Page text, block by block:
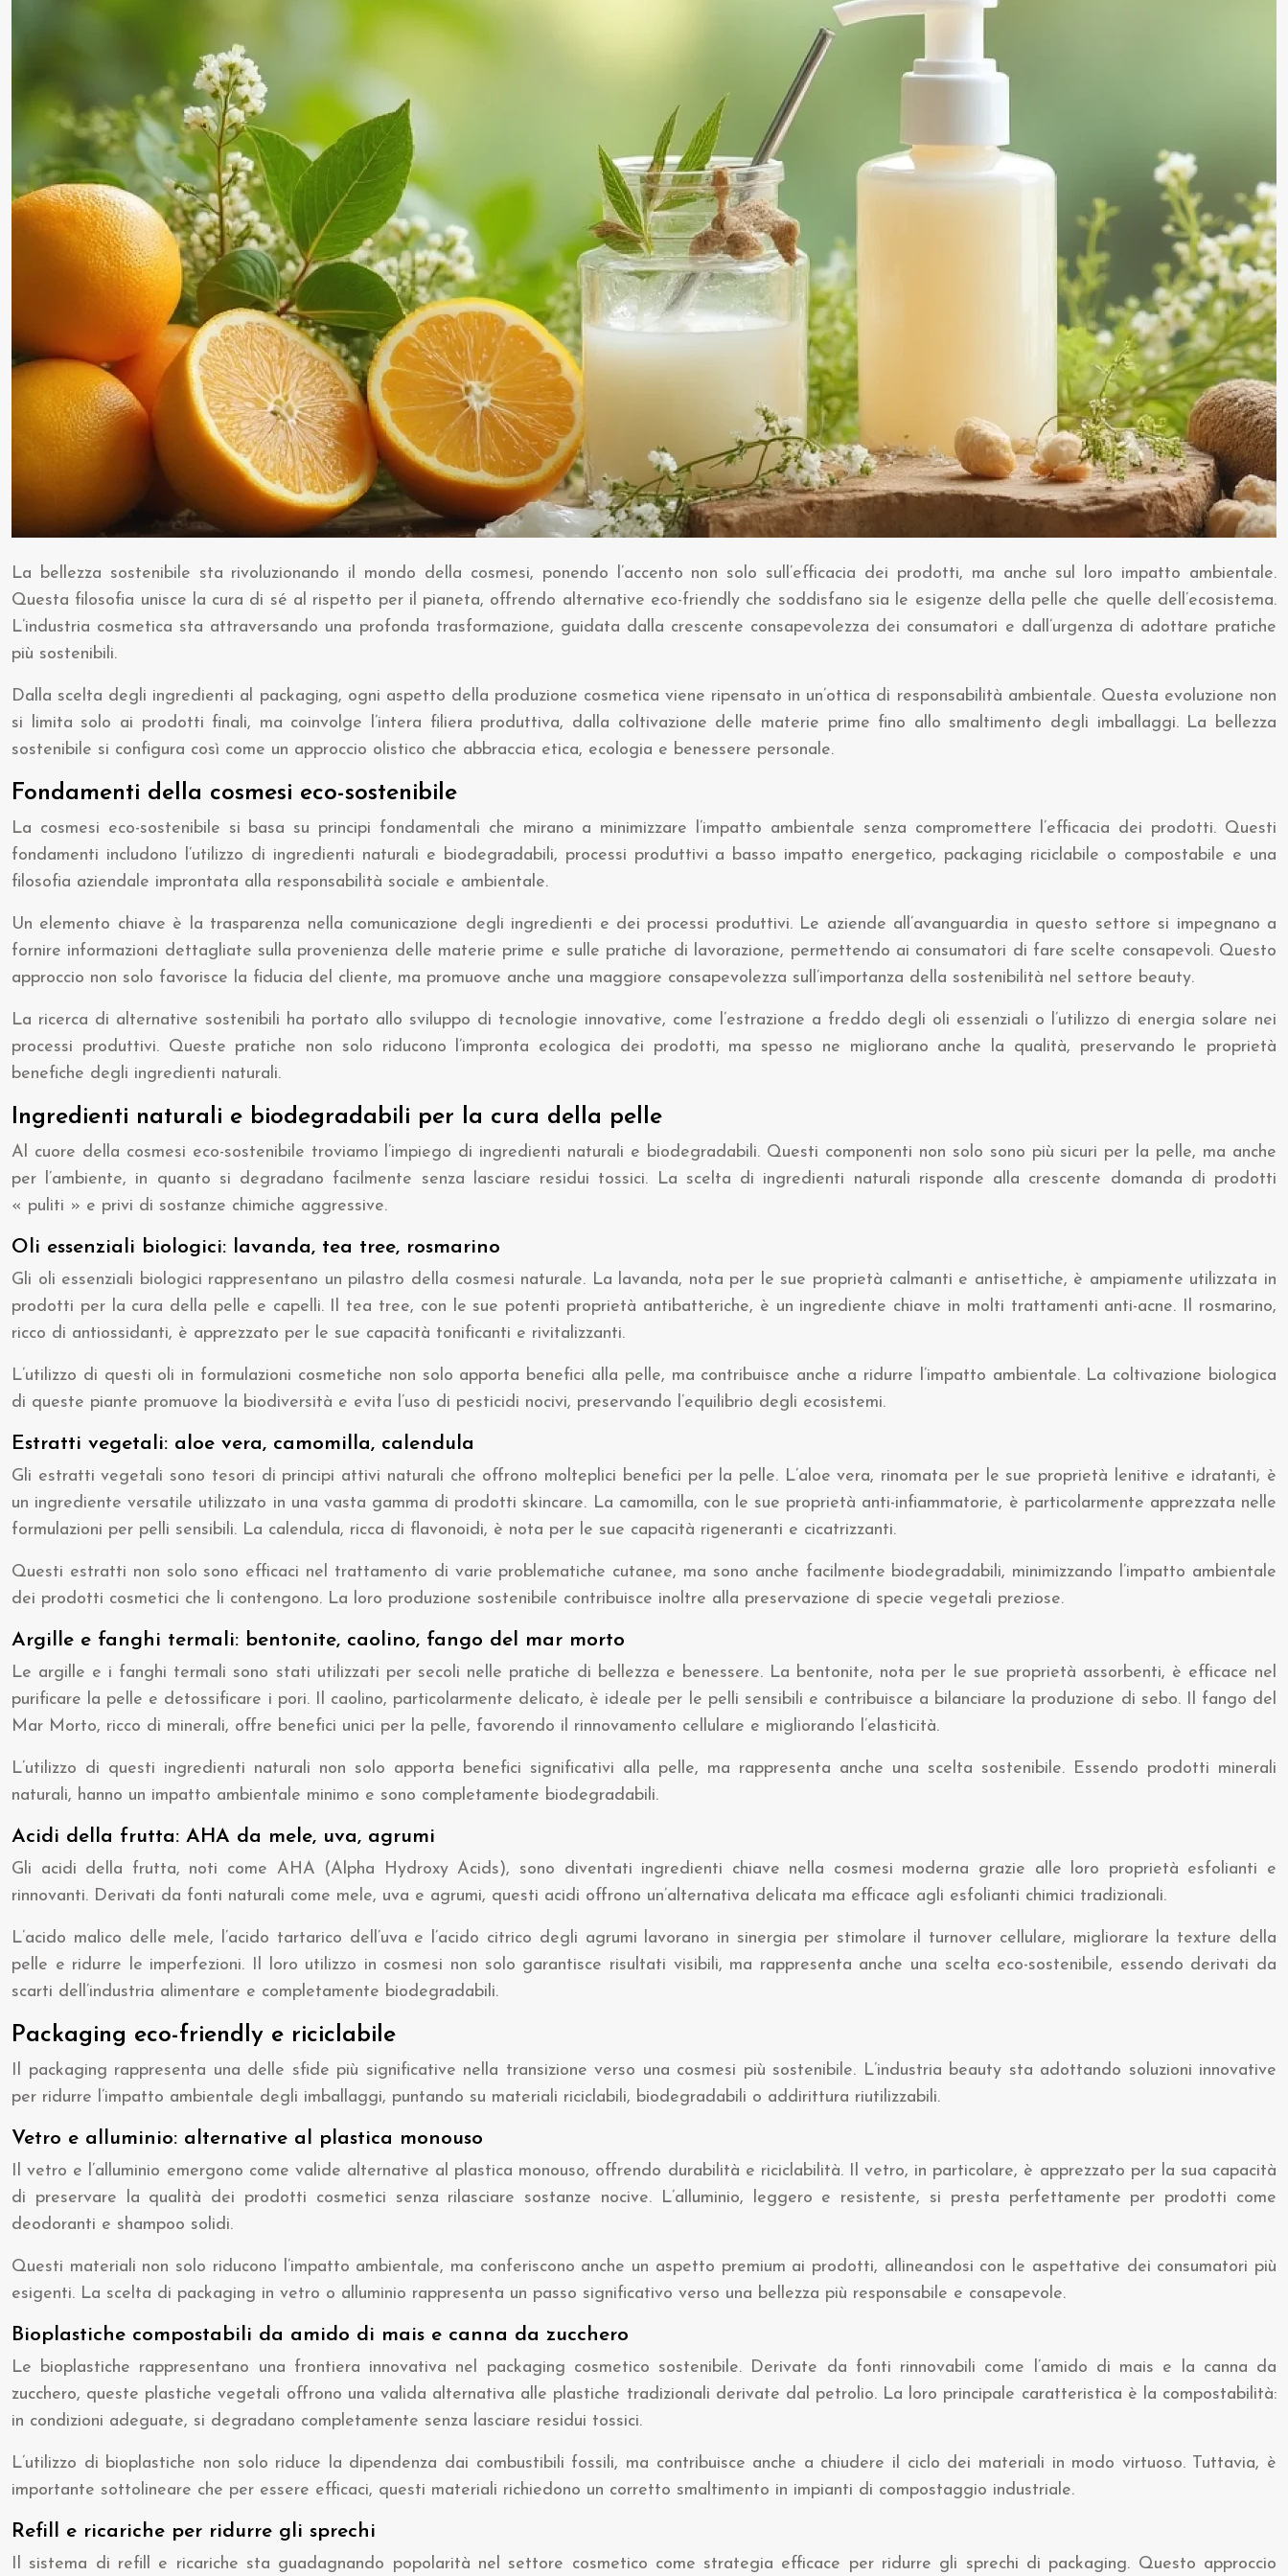
La bellezza sostenibile sta rivoluzionando il mondo della cosmesi, ponendo l’accento non solo sull’efficacia dei prodotti, ma anche sul loro impatto ambientale.
Questa filosofia unisce la cura di sé al rispetto per il pianeta, offrendo alternative eco-friendly che soddisfano sia le esigenze della pelle che quelle dell’ecosistema.
L’industria cosmetica sta attraversando una profonda trasformazione, guidata dalla crescente consapevolezza dei consumatori e dall’urgenza di adottare pratiche
più sostenibili.
Dalla scelta degli ingredienti al packaging, ogni aspetto della produzione cosmetica viene ripensato in un’ottica di responsabilità ambientale. Questa evoluzione non
si limita solo ai prodotti finali, ma coinvolge l’intera filiera produttiva, dalla coltivazione delle materie prime fino allo smaltimento degli imballaggi. La bellezza
sostenibile si configura così come un approccio olistico che abbraccia etica, ecologia e benessere personale.
Fondamenti della cosmesi eco-sostenibile
La cosmesi eco-sostenibile si basa su principi fondamentali che mirano a minimizzare l’impatto ambientale senza compromettere l’efficacia dei prodotti. Questi
fondamenti includono l’utilizzo di ingredienti naturali e biodegradabili, processi produttivi a basso impatto energetico, packaging riciclabile o compostabile e una
filosofia aziendale improntata alla responsabilità sociale e ambientale.
Un elemento chiave è la trasparenza nella comunicazione degli ingredienti e dei processi produttivi. Le aziende all’avanguardia in questo settore si impegnano a
fornire informazioni dettagliate sulla provenienza delle materie prime e sulle pratiche di lavorazione, permettendo ai consumatori di fare scelte consapevoli. Questo
approccio non solo favorisce la fiducia del cliente, ma promuove anche una maggiore consapevolezza sull’importanza della sostenibilità nel settore beauty.
La ricerca di alternative sostenibili ha portato allo sviluppo di tecnologie innovative, come l’estrazione a freddo degli oli essenziali o l’utilizzo di energia solare nei
processi produttivi. Queste pratiche non solo riducono l’impronta ecologica dei prodotti, ma spesso ne migliorano anche la qualità, preservando le proprietà
benefiche degli ingredienti naturali.
Ingredienti naturali e biodegradabili per la cura della pelle
Al cuore della cosmesi eco-sostenibile troviamo l’impiego di ingredienti naturali e biodegradabili. Questi componenti non solo sono più sicuri per la pelle, ma anche
per l’ambiente, in quanto si degradano facilmente senza lasciare residui tossici. La scelta di ingredienti naturali risponde alla crescente domanda di prodotti
« puliti » e privi di sostanze chimiche aggressive.
Oli essenziali biologici: lavanda, tea tree, rosmarino
Gli oli essenziali biologici rappresentano un pilastro della cosmesi naturale. La lavanda, nota per le sue proprietà calmanti e antisettiche, è ampiamente utilizzata in
prodotti per la cura della pelle e capelli. Il tea tree, con le sue potenti proprietà antibatteriche, è un ingrediente chiave in molti trattamenti anti-acne. Il rosmarino,
ricco di antiossidanti, è apprezzato per le sue capacità tonificanti e rivitalizzanti.
L’utilizzo di questi oli in formulazioni cosmetiche non solo apporta benefici alla pelle, ma contribuisce anche a ridurre l’impatto ambientale. La coltivazione biologica
di queste piante promuove la biodiversità e evita l’uso di pesticidi nocivi, preservando l’equilibrio degli ecosistemi.
Estratti vegetali: aloe vera, camomilla, calendula
Gli estratti vegetali sono tesori di principi attivi naturali che offrono molteplici benefici per la pelle. L’aloe vera, rinomata per le sue proprietà lenitive e idratanti, è
un ingrediente versatile utilizzato in una vasta gamma di prodotti skincare. La camomilla, con le sue proprietà anti-infiammatorie, è particolarmente apprezzata nelle
formulazioni per pelli sensibili. La calendula, ricca di flavonoidi, è nota per le sue capacità rigeneranti e cicatrizzanti.
Questi estratti non solo sono efficaci nel trattamento di varie problematiche cutanee, ma sono anche facilmente biodegradabili, minimizzando l’impatto ambientale
dei prodotti cosmetici che li contengono. La loro produzione sostenibile contribuisce inoltre alla preservazione di specie vegetali preziose.
Argille e fanghi termali: bentonite, caolino, fango del mar morto
Le argille e i fanghi termali sono stati utilizzati per secoli nelle pratiche di bellezza e benessere. La bentonite, nota per le sue proprietà assorbenti, è efficace nel
purificare la pelle e detossificare i pori. Il caolino, particolarmente delicato, è ideale per le pelli sensibili e contribuisce a bilanciare la produzione di sebo. Il fango del
Mar Morto, ricco di minerali, offre benefici unici per la pelle, favorendo il rinnovamento cellulare e migliorando l’elasticità.
L’utilizzo di questi ingredienti naturali non solo apporta benefici significativi alla pelle, ma rappresenta anche una scelta sostenibile. Essendo prodotti minerali
naturali, hanno un impatto ambientale minimo e sono completamente biodegradabili.
Acidi della frutta: AHA da mele, uva, agrumi
Gli acidi della frutta, noti come AHA (Alpha Hydroxy Acids), sono diventati ingredienti chiave nella cosmesi moderna grazie alle loro proprietà esfolianti e
rinnovanti. Derivati da fonti naturali come mele, uva e agrumi, questi acidi offrono un’alternativa delicata ma efficace agli esfolianti chimici tradizionali.
L’acido malico delle mele, l’acido tartarico dell’uva e l’acido citrico degli agrumi lavorano in sinergia per stimolare il turnover cellulare, migliorare la texture della
pelle e ridurre le imperfezioni. Il loro utilizzo in cosmesi non solo garantisce risultati visibili, ma rappresenta anche una scelta eco-sostenibile, essendo derivati da
scarti dell’industria alimentare e completamente biodegradabili.
Packaging eco-friendly e riciclabile
Il packaging rappresenta una delle sfide più significative nella transizione verso una cosmesi più sostenibile. L’industria beauty sta adottando soluzioni innovative
per ridurre l’impatto ambientale degli imballaggi, puntando su materiali riciclabili, biodegradabili o addirittura riutilizzabili.
Vetro e alluminio: alternative al plastica monouso
Il vetro e l’alluminio emergono come valide alternative al plastica monouso, offrendo durabilità e riciclabilità. Il vetro, in particolare, è apprezzato per la sua capacità
di preservare la qualità dei prodotti cosmetici senza rilasciare sostanze nocive. L’alluminio, leggero e resistente, si presta perfettamente per prodotti come
deodoranti e shampoo solidi.
Questi materiali non solo riducono l’impatto ambientale, ma conferiscono anche un aspetto premium ai prodotti, allineandosi con le aspettative dei consumatori più
esigenti. La scelta di packaging in vetro o alluminio rappresenta un passo significativo verso una bellezza più responsabile e consapevole.
Bioplastiche compostabili da amido di mais e canna da zucchero
Le bioplastiche rappresentano una frontiera innovativa nel packaging cosmetico sostenibile. Derivate da fonti rinnovabili come l’amido di mais e la canna da
zucchero, queste plastiche vegetali offrono una valida alternativa alle plastiche tradizionali derivate dal petrolio. La loro principale caratteristica è la compostabilità:
in condizioni adeguate, si degradano completamente senza lasciare residui tossici.
L’utilizzo di bioplastiche non solo riduce la dipendenza dai combustibili fossili, ma contribuisce anche a chiudere il ciclo dei materiali in modo virtuoso. Tuttavia, è
importante sottolineare che per essere efficaci, questi materiali richiedono un corretto smaltimento in impianti di compostaggio industriale.
Refill e ricariche per ridurre gli sprechi
Il sistema di refill e ricariche sta guadagnando popolarità nel settore cosmetico come strategia efficace per ridurre gli sprechi di packaging. Questo approccio